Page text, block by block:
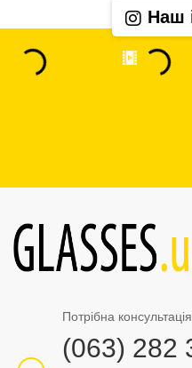
Наш
Потрібна
(063) 282